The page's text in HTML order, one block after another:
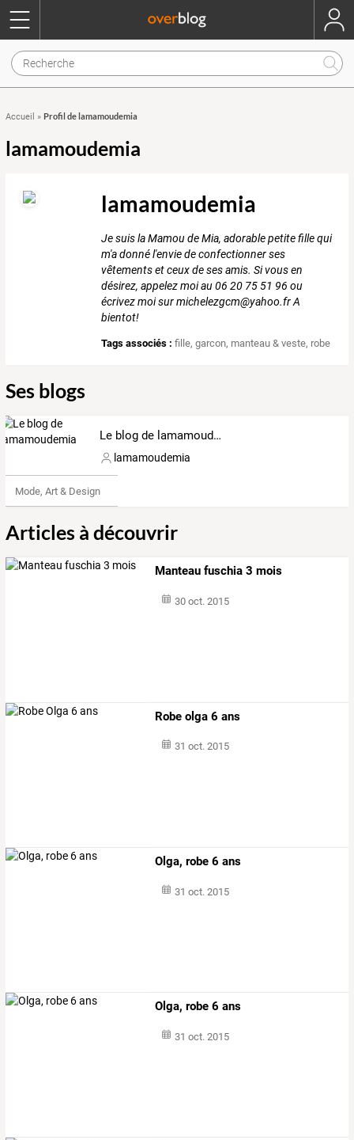
Accueil » Profil de lamamoudemia
lamamoudemia
lamamoudemia
Je suis la Mamou de Mia, adorable petite fille qui
m'a donné l'envie de confectionner ses
vêtements et ceux de ses amis. Si vous en
désirez, appelez moi au 06 20 75 51 96 ou
écrivez moi sur michelezgcm@yahoo.fr A
bientot!
Tags associés : fille,garcon, manteau & veste, robe
Ses blogs
Le blog de lamamoudemia
lamamoudemia
Mode, Art & Design
Articles à découvrir
Manteau fuschia 3 mois
30 oct. 2015
Robe olga 6 ans
31 oct. 2015
Olga, robe 6 ans
31 oct. 2015
Olga, robe 6 ans
31 oct. 2015